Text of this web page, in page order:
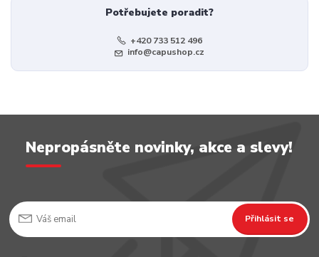
Potřebujete poradit?
+420 733 512 496
info@capushop.cz
Nepropásněte novinky, akce a slevy!
Přihlásit se